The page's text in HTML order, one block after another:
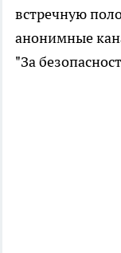
встречную
анонимные
"За